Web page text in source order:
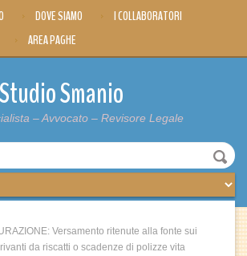
DOVE SIAMO
I COLLABORATORI
AREA PAGHE
Studio Smanio
– Avvocato – Revisore Legale
Versamento ritenute alla fonte sui
da riscatti o scadenze di polizze vita